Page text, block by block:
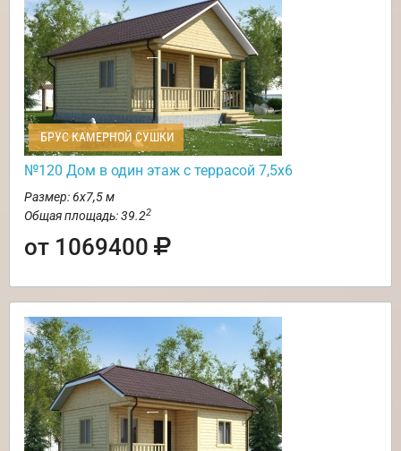
БРУС КАМЕРНОЙ СУШКИ
№120 Дом в один этаж с террасой 7,5х6
Размер: 6х7,5 м
Общая площадь: 39.22
от 1069400